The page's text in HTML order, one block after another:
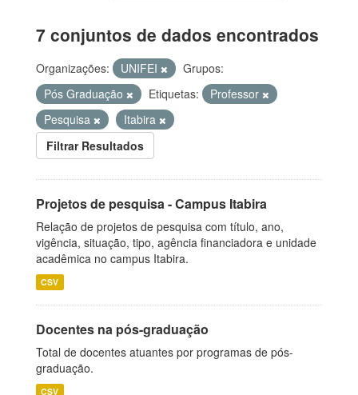
7 conjuntos de dados encontrados
Organizações: UNIFEI
Grupos:
Pós Graduação
Etiquetas:
Professor
Pesquisa
Itabira
Filtrar Resultados
Projetos de pesquisa - Campus Itabira
Relação de projetos de pesquisa com título, ano,
vigência, situação, tipo, agência financiadora e unidade
acadêmica no campus Itabira.
CSV
Docentes na pós-graduação
Total de docentes atuantes por programas de pós-
graduação.
CSV